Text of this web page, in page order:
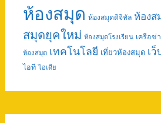
ห้องสมุด ห้องสมุดดิจิทัล ห้อง
สมุดยุคใหม่ ห้องสมุดโรงเรียน เครือข่
ห้องสมุด เทคโนโลยี เที่ยวห้องสมุด เ
ไอที ไอเดีย